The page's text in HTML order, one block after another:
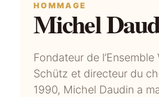
HOMMAGE
Michel
Fondateur de
Schütz et directeur du
1990, Michel Daudin a